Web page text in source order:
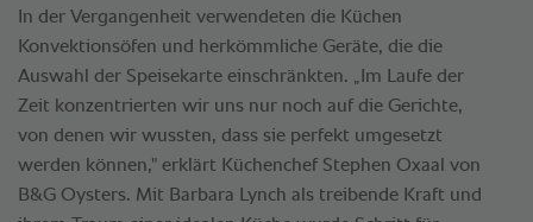
In der Vergangenheit verwendeten die Küchen
Konvektionsöfen und herkömmliche Geräte, die die
Auswahl der Speisekarte einschränkten. „Im Laufe der
Zeit konzentrierten wir uns nur noch auf die Gerichte,
von denen wir wussten, dass sie perfekt umgesetzt
werden können," erklärt Küchenchef Stephen Oxaal von
B&G Oysters. Mit Barbara Lynch als treibende Kraft und